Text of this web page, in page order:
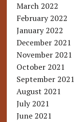
March 2022
February 2022
January 2022
December 2021
November 2021
October 2021
September 2021
August 2021
July 2021
June 2021